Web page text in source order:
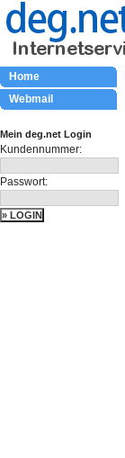
Home
Webmail
Mein deg.net Login
Kundennummer:
Passwort: